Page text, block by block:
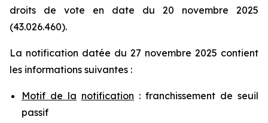
droits de vote en date du 20 novembre 2025
(43.026.460).
La notification datée du 27 novembre 2025 contient
les informations suivantes :
Motif de la notification : franchissement de seuil
passif